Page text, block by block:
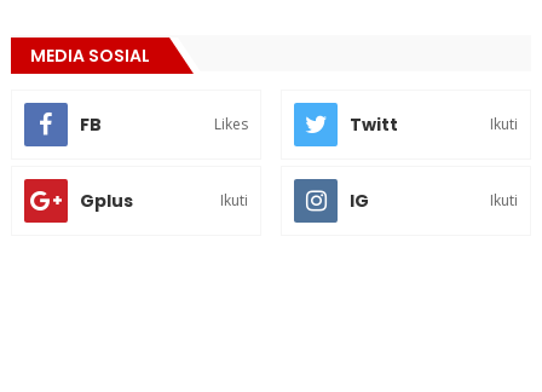
MEDIA SOSIAL
FB Likes Twitt Ikuti
Gplus Ikuti IG Ikuti